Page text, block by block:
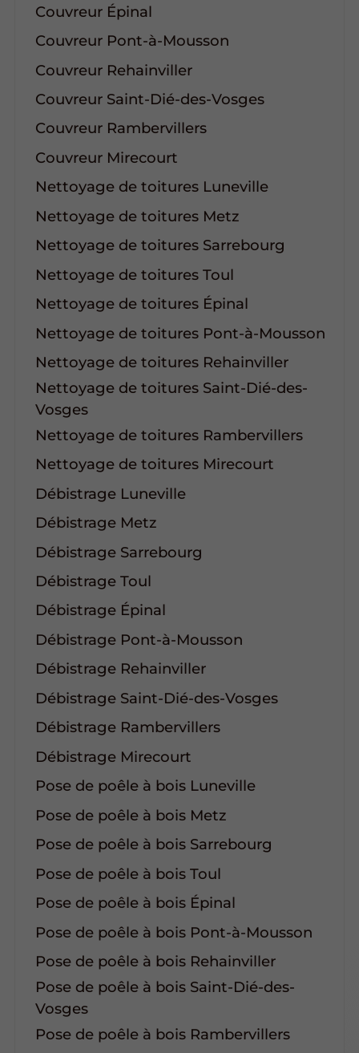
Couvreur Épinal
Couvreur Pont-à-Mousson
Couvreur Rehainviller
Couvreur Saint-Dié-des-Vosges
Couvreur Rambervillers
Couvreur Mirecourt
Nettoyage de toitures Luneville
Nettoyage de toitures Metz
Nettoyage de toitures Sarrebourg
Nettoyage de toitures Toul
Nettoyage de toitures Épinal
Nettoyage de toitures Pont-à-Mousson
Nettoyage de toitures Rehainviller
Nettoyage de toitures Saint-Dié-des-
Vosges
Nettoyage de toitures Rambervillers
Nettoyage de toitures Mirecourt
Débistrage Luneville
Débistrage Metz
Débistrage Sarrebourg
Débistrage Toul
Débistrage Épinal
Débistrage Pont-à-Mousson
Débistrage Rehainviller
Débistrage Saint-Dié-des-Vosges
Débistrage Rambervillers
Débistrage Mirecourt
Pose de poêle à bois Luneville
Pose de poêle à bois Metz
Pose de poêle à bois Sarrebourg
Pose de poêle à bois Toul
Pose de poêle à bois Épinal
Pose de poêle à bois Pont-à-Mousson
Pose de poêle à bois Rehainviller
Pose de poêle à bois Saint-Dié-des-
Vosges
Pose de poêle à bois Rambervillers